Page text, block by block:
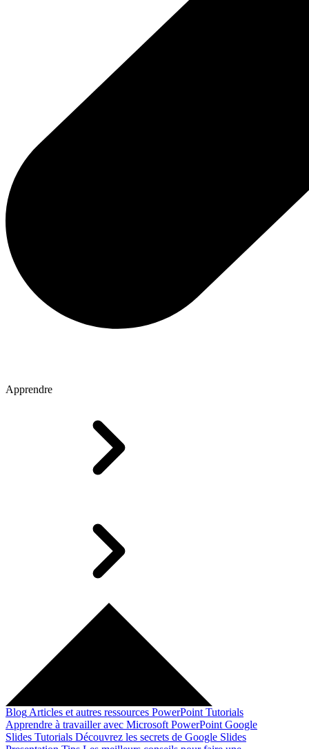
Apprendre
Blog Articles et autres ressources PowerPoint Tutorials
Apprendre à travailler avec Microsoft PowerPoint Google
Slides Tutorials Découvrez les secrets de Google Slides